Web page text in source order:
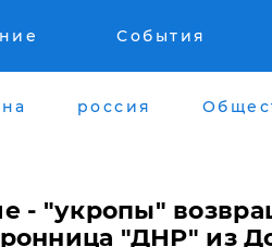
События
россия
- "укропы"
"ДНР" из